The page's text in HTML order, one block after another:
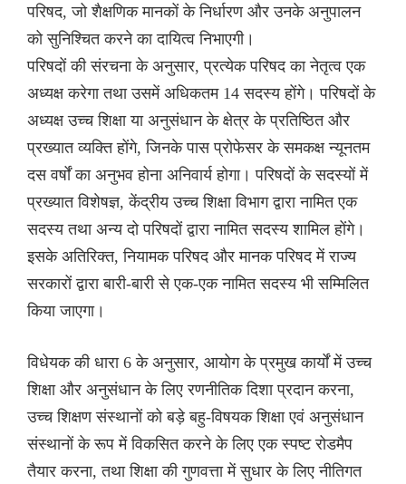
परिषद, जो शैक्षणिक मानकों के निर्धारण और उनके अनुपालन
को सुनिश्चित करने का दायित्व निभाएगी।
परिषदों की संरचना के अनुसार, प्रत्येक परिषद का नेतृत्व एक
अध्यक्ष करेगा तथा उसमें अधिकतम 14 सदस्य होंगे। परिषदों के
अध्यक्ष उच्च शिक्षा या अनुसंधान के क्षेत्र के प्रतिष्ठित और
प्रख्यात व्यक्ति होंगे, जिनके पास प्रोफेसर के समकक्ष न्यूनतम
दस वर्षों का अनुभव होना अनिवार्य होगा। परिषदों के सदस्यों में
प्रख्यात विशेषज्ञ, केंद्रीय उच्च शिक्षा विभाग द्वारा नामित एक
सदस्य तथा अन्य दो परिषदों द्वारा नामित सदस्य शामिल होंगे।
इसके अतिरिक्त, नियामक परिषद और मानक परिषद में राज्य
सरकारों द्वारा बारी-बारी से एक-एक नामित सदस्य भी सम्मिलित
किया जाएगा।
विधेयक की धारा 6 के अनुसार, आयोग के प्रमुख कार्यों में उच्च
शिक्षा और अनुसंधान के लिए रणनीतिक दिशा प्रदान करना,
उच्च शिक्षण संस्थानों को बड़े बहु-विषयक शिक्षा एवं अनुसंधान
संस्थानों के रूप में विकसित करने के लिए एक स्पष्ट रोडमैप
तैयार करना, तथा शिक्षा की गुणवत्ता में सुधार के लिए नीतिगत